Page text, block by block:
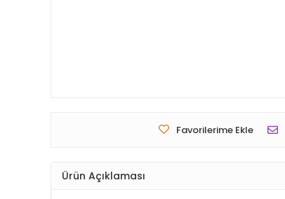
Favorilerime Ekle
Ürün Açıklaması